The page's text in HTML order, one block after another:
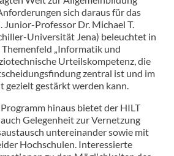
sich daraus für das
Junior-Professor Dr. Michael T.
Universität Jena) beleuchtet in
„Informatik und
Urteilskompetenz, die
zentral ist und im
gestärkt werden kann.
hinaus bietet der HILT
Gelegenheit zur Vernetzung
untereinander sowie mit
Hochschulen. Interessierte